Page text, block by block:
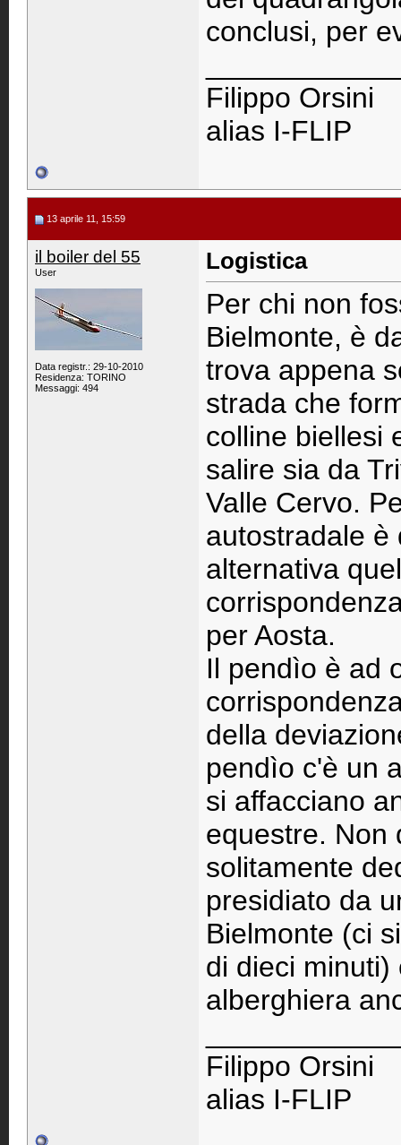
conclusi, per
Filippo Orsini
alias I-FLIP
13 aprile 11, 15:59
il boiler del 55
User
Data registr.: 29-10-2010
Residenza: TORINO
Messaggi: 494
Logistica
Per chi non
Bielmonte, è
trova appena
strada che
colline biellesi
salire sia da
Valle Cervo.
autostradale è
alternativa
per Aosta.
Il pendìo è ad
della
pendìo c'è un
si affacciano
equestre. Non
solitamente
presidiato da
Bielmonte (ci
di dieci minuti)
alberghiera
Filippo Orsini
alias I-FLIP